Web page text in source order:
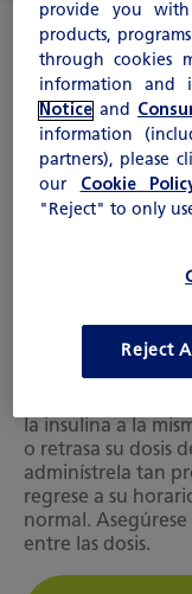
Cuándo
Para los adultos
administrar una
la insulina a la
o retrasa su dosis
adminístrela tan
regrese a su
normal.
entre las dosis.
provide you with
products,
through cookies
information and
Notice and
information
partners), please
our Cookie
"Reject" to only
Reject